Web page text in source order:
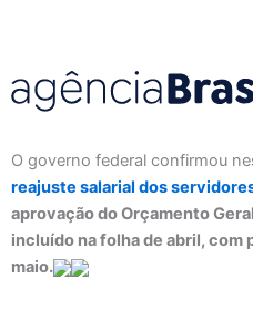
O governo federal confirmou
reajuste salarial dos
aprovação do Orçamento
incluído na folha de abril, com
maio.